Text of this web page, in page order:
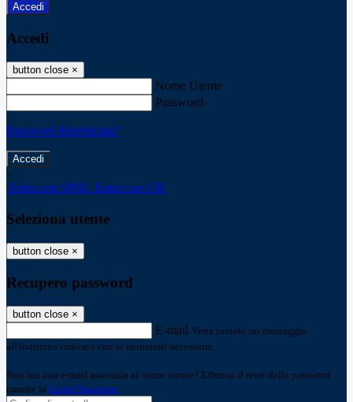
Accedi
Accedi
button close ×
Nome Utente
Password
Password dimenticata?
-
Entra con SPID Entra con CIE
Seleziona utente
button close ×
Recupero password
button close ×
E-mail Verrà inviato un messaggio
all'indirizzo indicato con le istruzioni necessarie.
Non hai una e-mail associata al nome utente? Effettua il reset della password
tramite la Login Spaggiari